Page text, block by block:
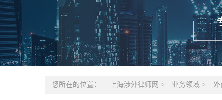
您所在的位置： 上海涉外律师网 > 业务领域 > 外